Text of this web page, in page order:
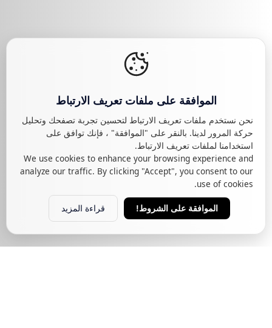
الموافقة على ملفات تعريف الارتباط
نحن نستخدم ملفات تعريف الارتباط لتحسين تجربة تصفحك وتحليل
حركة المرور لدينا. بالنقر على "الموافقة" ، فإنك توافق على
استخدامنا لملفات تعريف الارتباط.
We use cookies to enhance your browsing experience and
analyze our traffic. By clicking "Accept", you consent to our
use of cookies.
الموافقة على الشروط! قراءة المزيد